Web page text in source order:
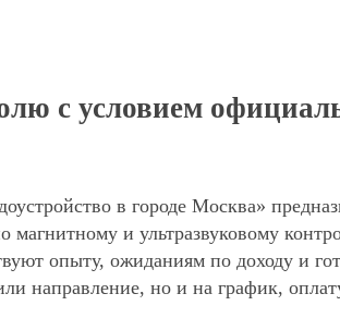
с условием
в городе Москва»
и ультразвуковому
опыту, ожиданиям по доходу и
направление, но и на график,